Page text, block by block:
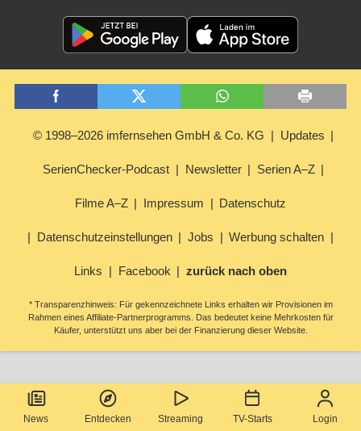
News Entdecken Streaming TV-Starts Login
© 1998–2026 imfernsehen GmbH & Co. KG Updates
SerienChecker-Podcast Newsletter Serien A–Z
Filme A–Z Impressum Datenschutz
Datenschutzeinstellungen Jobs Werbung schalten
Links Facebook zurück nach oben
* Transparenzhinweis: Für gekennzeichnete Links erhalten wir Provisionen im
Rahmen eines Affiliate-Partnerprogramms. Das bedeutet keine Mehrkosten für
Käufer, unterstützt uns aber bei der Finanzierung dieser Website.